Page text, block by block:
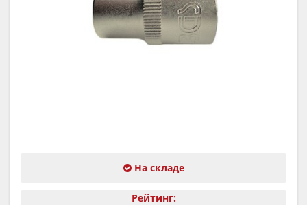
На складе
Рейтинг: